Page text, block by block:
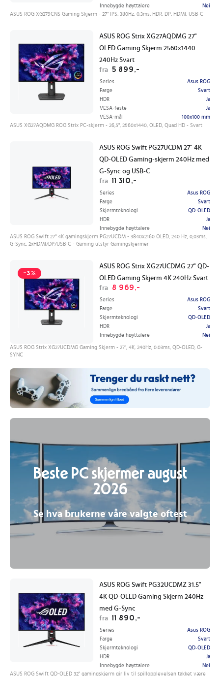
Innebygde høyttalere
Nei
ASUS ROG XG279CNS Gaming Skjerm - 27" IPS, 380Hz, 0.3ms, HDR, DP, HDMI, USB-C
ASUS ROG Strix XG27AQDMG 27"
OLED Gaming Skjerm 2560x1440
240Hz Svart
fra
5 899,-
Series
Asus ROG
Farge
Svart
HDR
Ja
VESA-feste
Ja
VESA-mål
100x100 mm
ASUS XG27AQDMG ROG Strix PC-skjerm - 26,5", 2560x1440, OLED, Quad HD - Svart
ASUS ROG Swift PG27UCDM 27" 4K
QD-OLED Gaming-skjerm 240Hz med
G-Sync og USB-C
fra 11 310,-
Series
Asus ROG
Farge
Svart
Skjermteknologi
QD-OLED
HDR
Ja
Innebygde høyttalere
Nei
ASUS ROG Swift 27" 4K gamingskjerm PG27UCDM - 3840x2160 OLED, 240 Hz, 0,03ms,
G-Sync, 2xHDMI/DP/USB-C - Gaming utstyr Gamingskjermer
-3%
ASUS ROG Strix XG27UCDMG 27" QD-
OLED Gaming Skjerm 4K 240Hz Svart
fra
8 969,-
Series
Asus ROG
Farge
Svart
Skjermteknologi
QD-OLED
HDR
Ja
Innebygde høyttalere
Nei
ASUS ROG Strix XG27UCDMG Gaming Skjerm - 27", 4K, 240Hz, 0.03ms, QD-OLED, G-
SYNC
Beste PC skjermer august
2026
Se hva brukerne våre valgte oftest
ASUS ROG Swift PG32UCDMZ 31.5"
4K QD-OLED Gaming Skjerm 240Hz
med G-Sync
fra 11 890,-
Series
Asus ROG
Farge
Svart
Skjermteknologi
QD-OLED
HDR
Ja
Innebygde høyttalere
Nei
ASUS ROG Swift QD-OLED 32" gamingskjerm gir liv til spillopplevelsen takket være